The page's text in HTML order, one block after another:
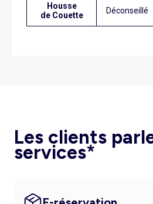
Housse
de Couette
Déconseillé
Les clients
services*